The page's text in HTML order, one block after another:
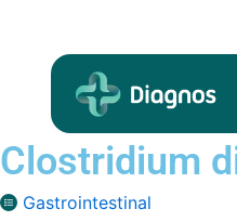
content
Clostridium
Gastrointestinal